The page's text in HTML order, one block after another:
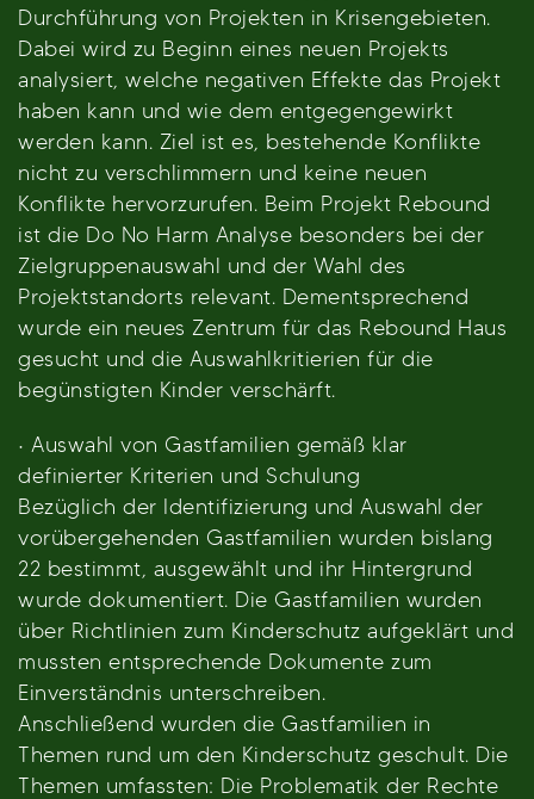
Durchführung von Projekten in Krisengebieten.
Dabei wird zu Beginn eines neuen Projekts
analysiert, welche negativen Effekte das Projekt
haben kann und wie dem entgegengewirkt
werden kann. Ziel ist es, bestehende Konflikte
nicht zu verschlimmern und keine neuen
Konflikte hervorzurufen. Beim Projekt Rebound
ist die Do No Harm Analyse besonders bei der
Zielgruppenauswahl und der Wahl des
Projektstandorts relevant. Dementsprechend
wurde ein neues Zentrum für das Rebound Haus
gesucht und die Auswahlkritierien für die
begünstigten Kinder verschärft.
· Auswahl von Gastfamilien gemäß klar
definierter Kriterien und Schulung
Bezüglich der Identifizierung und Auswahl der
vorübergehenden Gastfamilien wurden bislang
22 bestimmt, ausgewählt und ihr Hintergrund
wurde dokumentiert. Die Gastfamilien wurden
über Richtlinien zum Kinderschutz aufgeklärt und
mussten entsprechende Dokumente zum
Einverständnis unterschreiben.
Anschließend wurden die Gastfamilien in
Themen rund um den Kinderschutz geschult. Die
Themen umfassten: Die Problematik der Rechte